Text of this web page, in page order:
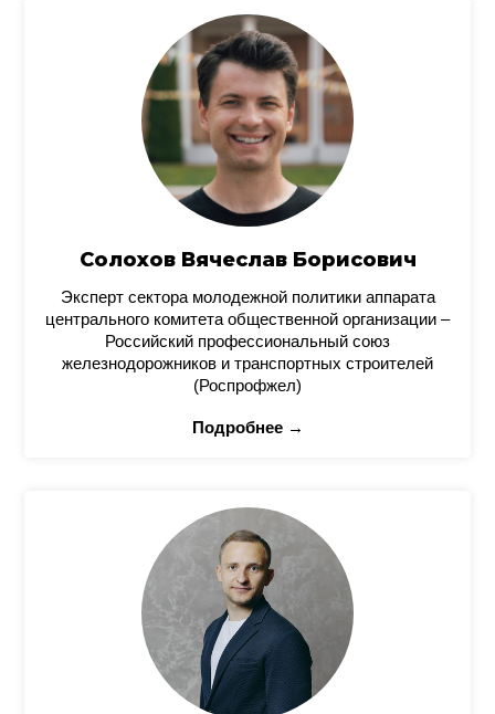
Солохов Вячеслав Борисович
Эксперт сектора молодежной политики аппарата
центрального комитета общественной организации –
Российский профессиональный союз
железнодорожников и транспортных строителей
(Роспрофжел)
Подробнее →